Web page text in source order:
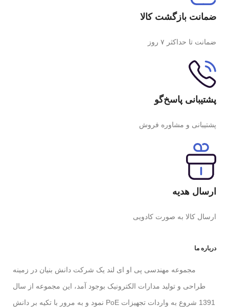
ضمانت بازگشت کالا
ضمانت تا حداکثر ۷ روز
پشتیبانی پاسخ‌گو
پشتیبانی و مشاوره فروش
ارسال هدیه
ارسال کالا به صورت کادویی
درباره ما
مجموعه مهندسی پی او ای لند یک شرکت دانش بنیان در زمینه
طراحی و تولید مدارات الکترونیک بوجود آمد، این مجموعه از سال
1391 شروع به واردات تجهیزات PoE نمود و به مرور با تکیه بر دانش